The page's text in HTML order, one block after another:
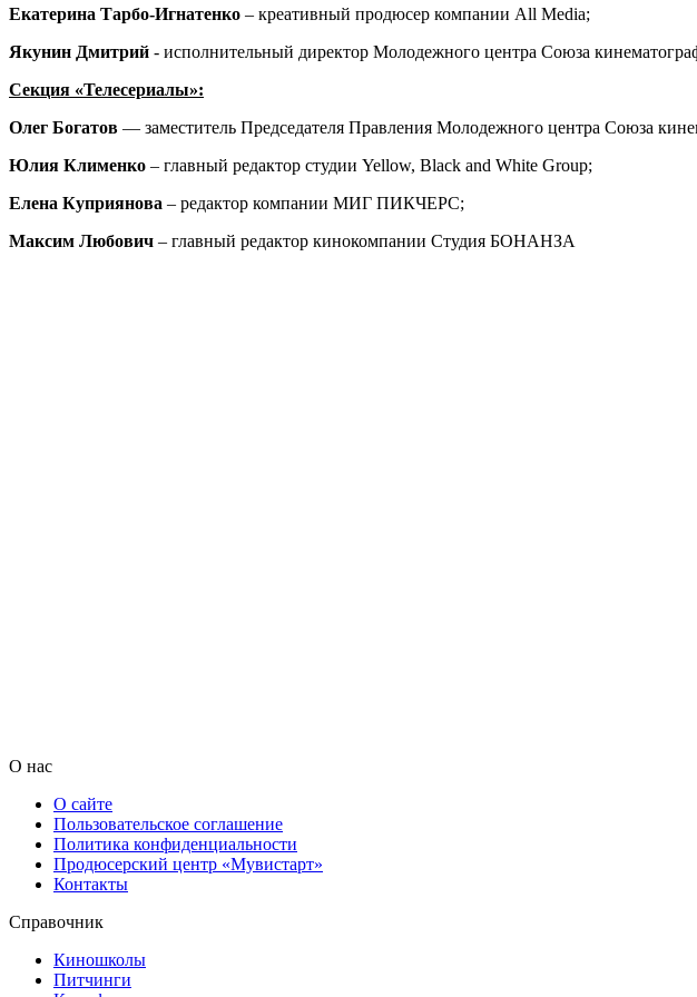
Екатерина Тарбо-Игнатенко – креативный продюсер компании All Media;
Якунин Дмитрий - исполнительный директор Молодежного центра Союза
Секция «Телесериалы»:
Олег Богатов — заместитель Председателя Правления Молодежного центра Союза
Юлия Клименко – главный редактор студии Yellow, Black and White Group;
Елена Куприянова – редактор компании МИГ ПИКЧЕРС;
Максим Любович – главный редактор кинокомпании Студия БОНАНЗА
О нас
О сайте
Пользовательское соглашение
Политика конфиденциальности
Продюсерский центр «Мувистарт»
Контакты
Справочник
Киношколы
Питчинги